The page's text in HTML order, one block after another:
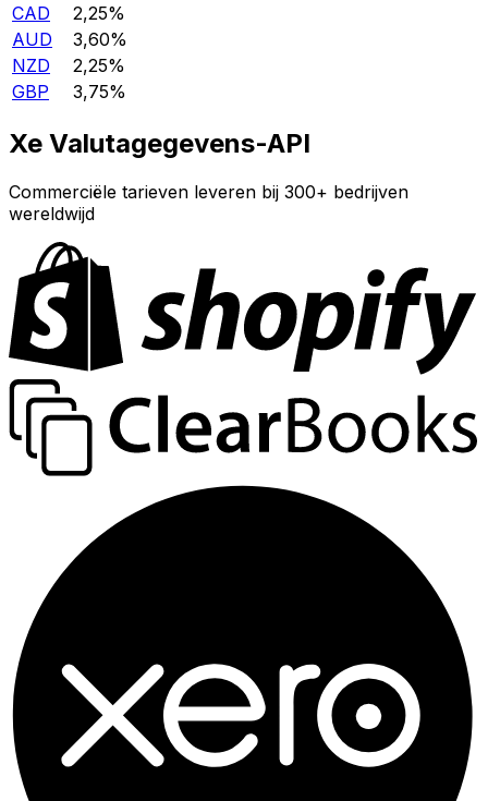
CAD
2,25%
AUD
3,60%
NZD
2,25%
GBP
3,75%
Xe Valutagegevens-API
Commerciële tarieven leveren bij 300+ bedrijven
wereldwijd